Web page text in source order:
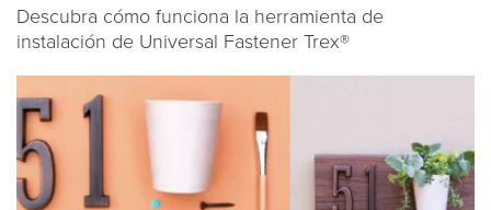
Descubra cómo funciona la herramienta de
instalación de Universal Fastener Trex®